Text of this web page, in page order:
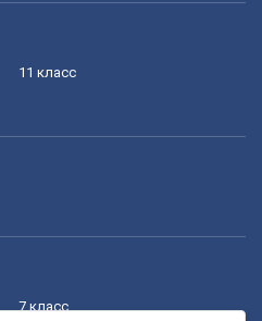
11 класс
7 класс